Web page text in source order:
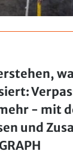
- mit
und